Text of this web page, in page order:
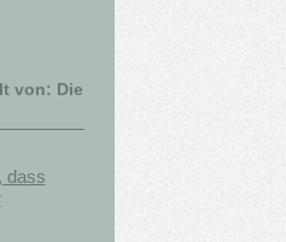
von: Die
dass